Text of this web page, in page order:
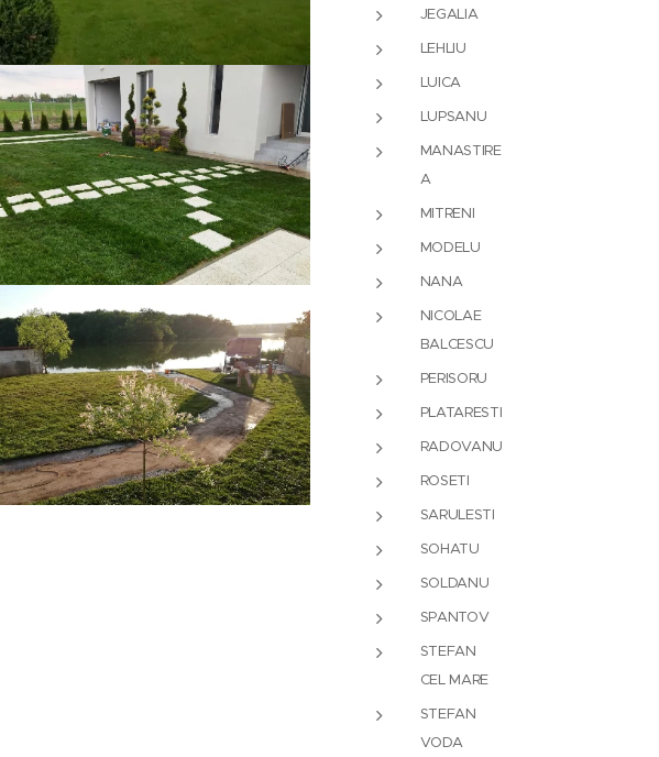
JEGALIA
LEHLIU
LUICA
LUPSANU
MANASTIRE
A
MITRENI
MODELU
NANA
NICOLAE
BALCESCU
PERISORU
PLATARESTI
RADOVANU
ROSETI
SARULESTI
SOHATU
SOLDANU
SPANTOV
STEFAN
CEL MARE
STEFAN
VODA